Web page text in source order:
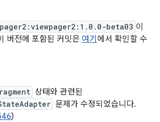
beta03 이
버전에 포함된 커밋은 여기 에서 확인할 수
상태와 관련된
문제가 수정되었습니다.
)